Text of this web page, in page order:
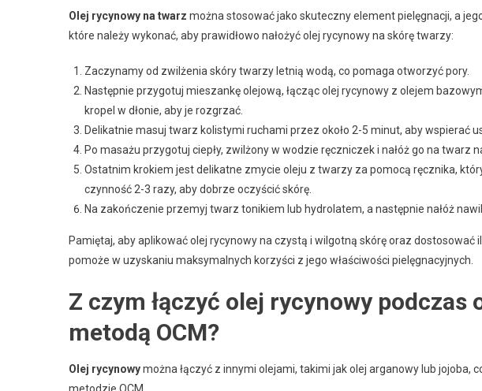
Olej rycynowy na twarz można stosować jako skuteczny element pielęgnacji, a
które należy wykonać, aby prawidłowo nałożyć olej rycynowy na skórę twarzy:
Zaczynamy od zwilżenia skóry twarzy letnią wodą, co pomaga otworzyć pory.
Następnie przygotuj mieszankę olejową, łącząc olej rycynowy z olejem
kropel w dłonie, aby je rozgrzać.
Delikatnie masuj twarz kolistymi ruchami przez około 2-5 minut, aby wspierać
Po masażu przygotuj ciepły, zwilżony w wodzie ręczniczek i nałóż go na twarz
Ostatnim krokiem jest delikatne zmycie oleju z twarzy za pomocą ręcznika,
czynność 2-3 razy, aby dobrze oczyścić skórę.
Na zakończenie przemyj twarz tonikiem lub hydrolatem, a następnie nałóż
Pamiętaj, aby aplikować olej rycynowy na czystą i wilgotną skórę oraz dostosować
pomoże w uzyskaniu maksymalnych korzyści z jego właściwości pielęgnacyjnych.
Z czym łączyć olej rycynowy podczas
metodą OCM?
Olej rycynowymożna łączyć z innymi olejami, takimi jak olej arganowy lub jojoba,